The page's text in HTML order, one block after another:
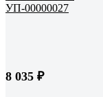
8 035 ₽